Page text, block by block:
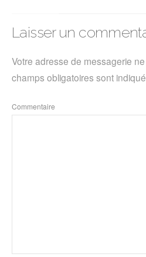
Laisser un
Votre adresse de messagerie
champs obligatoires sont
Commentaire